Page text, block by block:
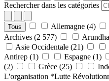
Rechercher dans les catégories
Tous Allemagne (4)
Archives (2 577)
Asie Occidentale (21)
Antirep (1) Espagne (1)
(2)
Grèce (25)
L'organisation *Lutte